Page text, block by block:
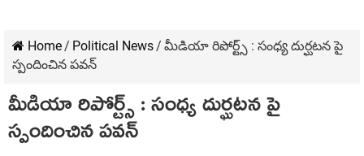
Home/ Political News/ మీడియా రిపోర్ట్స్ : సంధ్య దుర్ఘటన పై
స్పందించిన పవన్
మీడియా రిపోర్ట్స్ : సంధ్య దుర్ఘటన పై
స్పందించిన పవన్